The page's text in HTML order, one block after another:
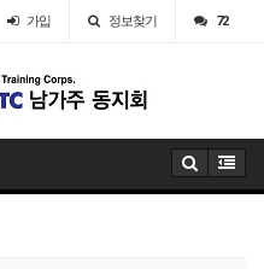
가입 정보찾기 72